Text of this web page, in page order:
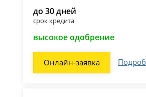
до 30 дней
срок кредита
высокое одобрение
Онлайн-заявка